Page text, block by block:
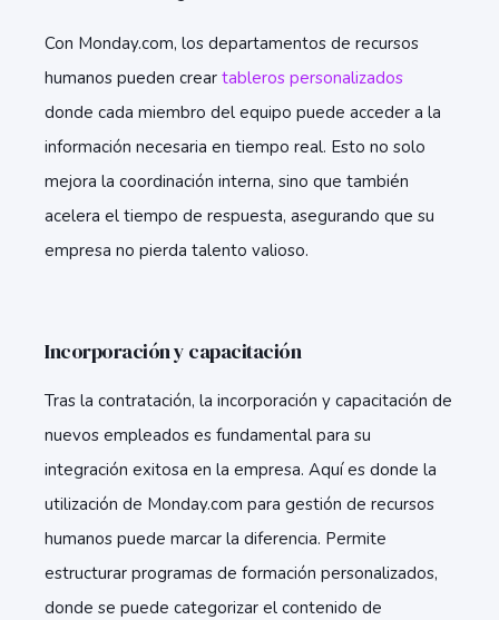
Con Monday.com, los departamentos de recursos
humanos pueden crear tableros personalizados
donde cada miembro del equipo puede acceder a la
información necesaria en tiempo real. Esto no solo
mejora la coordinación interna, sino que también
acelera el tiempo de respuesta, asegurando que su
empresa no pierda talento valioso.
Incorporación y capacitación
Tras la contratación, la incorporación y capacitación de
nuevos empleados es fundamental para su
integración exitosa en la empresa. Aquí es donde la
utilización de Monday.com para gestión de recursos
humanos puede marcar la diferencia. Permite
estructurar programas de formación personalizados,
donde se puede categorizar el contenido de